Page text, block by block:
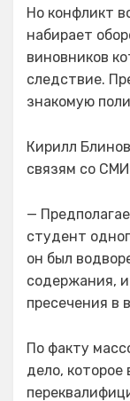
Но конфликт
набирает
виновников
следствие.
знакомую
Кирилл
связям со
—
студент
он был
содержания,
пресечения в
По факту
дело, которое